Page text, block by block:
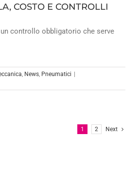
COSTO E CONTROLLI
controllo obbligatorio che serve
, News, Pneumatici
1 2 Next